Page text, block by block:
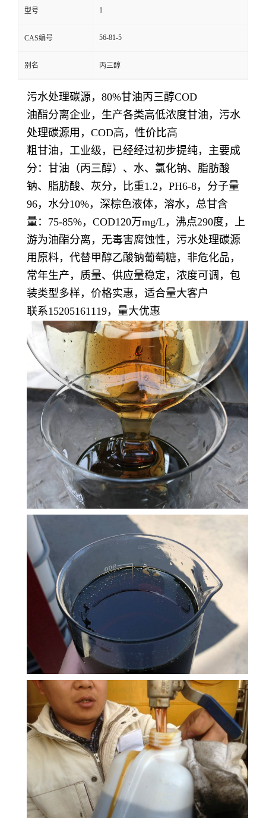
型号 1
CAS编号 56-81-5
别名 丙三醇
污水处理碳源，80%甘油丙三醇COD
油酯分离企业，生产各类高低浓度甘油，污水
处理碳源用，COD高，性价比高
粗甘油，工业级，已经经过初步提纯，主要成
分：甘油（丙三醇）、水、氯化钠、脂肪酸
钠、脂肪酸、灰分，比重1.2，PH6-8，分子量
96，水分10%，深棕色液体，溶水，总甘含
量：75-85%，COD120万mg/L，沸点290度，上
游为油酯分离，无毒害腐蚀性，污水处理碳源
用原料，代替甲醇乙酸钠葡萄糖，非危化品，
常年生产，质量、供应量稳定，浓度可调，包
装类型多样，价格实惠，适合量大客户
联系15205161119，量大优惠